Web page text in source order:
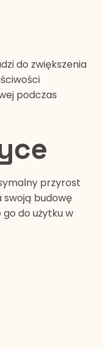
do zwiększenia
podczas
przyrost
swoją budowę
do użytku w